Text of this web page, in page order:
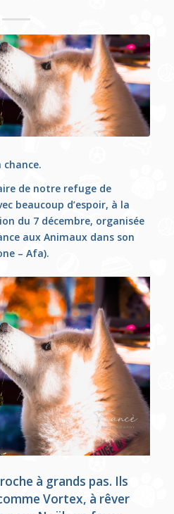
de notre refuge de
beaucoup d’espoir, à la
du 7 décembre, organisée
aux Animaux dans son
– Afa).
à grands pas. Ils
Vortex, à rêver